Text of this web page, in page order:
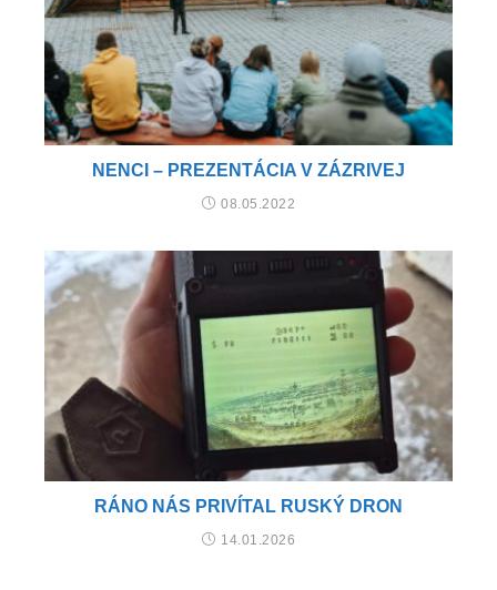
NENCI – PREZENTÁCIA V ZÁZRIVEJ
08.05.2022
RÁNO NÁS PRIVÍTAL RUSKÝ DRON
14.01.2026